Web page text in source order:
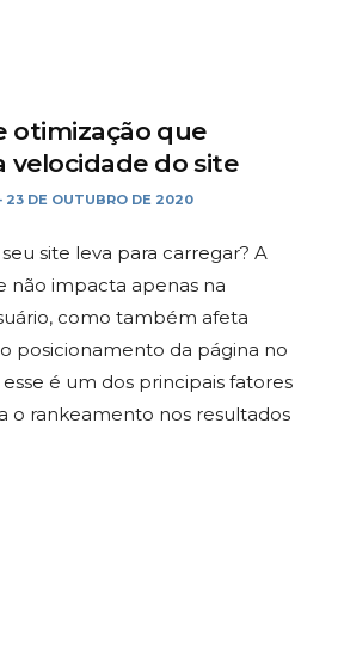
otimização que
velocidade do site
- 23 DE OUTUBRO DE 2020
site leva para carregar? A
não impacta apenas na
como também afeta
posicionamento da página no
é um dos principais fatores
o rankeamento nos resultados